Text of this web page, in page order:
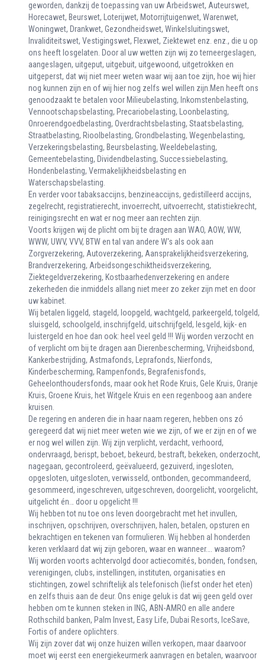
geworden, dankzij de toepassing van uw Arbeidswet, Auteurswet,
Horecawet, Beurswet, Loterijwet, Motorrijtuigenwet, Warenwet,
Woningwet, Drankwet, Gezondheidswet, Winkelsluitingswet,
Invaliditeitswet, Vestigingswet, Flexwet, Ziektewet enz. enz., die u op
ons heeft losgelaten. Door al uw wetten zijn wij zo terneergeslagen,
aangeslagen, uitgeput, uitgebuit, uitgewoond, uitgetrokken en
uitgeperst, dat wij niet meer weten waar wij aan toe zijn, hoe wij hier
nog kunnen zijn en of wij hier nog zelfs wel willen zijn.Men heeft ons
genoodzaakt te betalen voor Milieubelasting, Inkomstenbelasting,
Vennootschapsbelasting, Precariobelasting, Loonbelasting,
Onroerendgoedbelasting, Overdrachtsbelasting, Staatsbelasting,
Straatbelasting, Rioolbelasting, Grondbelasting, Wegenbelasting,
Verzekeringsbelasting, Beursbelasting, Weeldebelasting,
Gemeentebelasting, Dividendbelasting, Successiebelasting,
Hondenbelasting, Vermakelijkheidsbelasting en
Waterschapsbelasting.
En verder voor tabaksaccijns, benzineaccijns, gedistilleerd accijns,
zegelrecht, registratierecht, invoerrecht, uitvoerrecht, statistiekrecht,
reinigingsrecht en wat er nog meer aan rechten zijn.
Voorts krijgen wij de plicht om bij te dragen aan WAO, AOW, WW,
WWW, UWV, VVV, BTW en tal van andere W's als ook aan
Zorgverzekering, Autoverzekering, Aansprakelijkheidsverzekering,
Brandverzekering, Arbeidsongeschiktheidsverzekering,
Ziektegeldverzekering, Kostbaarhedenverzekering en andere
zekerheden die inmiddels allang niet meer zo zeker zijn met en door
uw kabinet.
Wij betalen liggeld, stageld, loopgeld, wachtgeld, parkeergeld, tolgeld,
sluisgeld, schoolgeld, inschrijfgeld, uitschrijfgeld, lesgeld, kijk- en
luistergeld en hoe dan ook: heel veel geld !!! Wij worden verzocht en
of verplicht om bij te dragen aan Dierenbescherming, Vrijheidsbond,
Kankerbestrijding, Astmafonds, Leprafonds, Nierfonds,
Kinderbescherming, Rampenfonds, Begrafenisfonds,
Geheelonthoudersfonds, maar ook het Rode Kruis, Gele Kruis, Oranje
Kruis, Groene Kruis, het Witgele Kruis en een regenboog aan andere
kruisen.
De regering en anderen die in haar naam regeren, hebben ons zó
geregeerd dat wij niet meer weten wie we zijn, of we er zijn en of we
er nog wel willen zijn. Wij zijn verplicht, verdacht, verhoord,
ondervraagd, berispt, beboet, bekeurd, bestraft, bekeken, onderzocht,
nagegaan, gecontroleerd, geëvalueerd, gezuiverd, ingesloten,
opgesloten, uitgesloten, verwisseld, ontbonden, gecommandeerd,
gesommeerd, ingeschreven, uitgeschreven, doorgelicht, voorgelicht,
uitgelicht én… door u opgelicht !!!
Wij hebben tot nu toe ons leven doorgebracht met het invullen,
inschrijven, opschrijven, overschrijven, halen, betalen, opsturen en
bekrachtigen en tekenen van formulieren. Wij hebben al honderden
keren verklaard dat wij zijn geboren, waar en wanneer…. waarom?
Wij worden voorts achtervolgd door actiecomités, bonden, fondsen,
verenigingen, clubs, instellingen, instituten, organisaties en
stichtingen, zowel schriftelijk als telefonisch (liefst onder het eten)
en zelfs thuis aan de deur. Ons enige geluk is dat wij geen geld over
hebben om te kunnen steken in ING, ABN-AMRO en alle andere
Rothschild banken, Palm Invest, Easy Life, Dubai Resorts, IceSave,
Fortis of andere oplichters.
Wij zijn zover dat wij onze huizen willen verkopen, maar daarvoor
moet wij eerst een energiekeurmerk aanvragen en betalen, waarvoor